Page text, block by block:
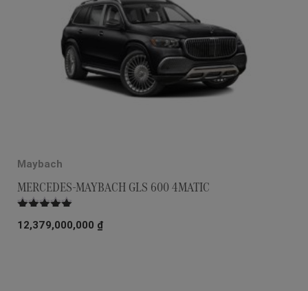
Maybach
MERCEDES-MAYBACH GLS 600 4MATIC
Được xếp
hạng
5.00
12,379,000,000 ₫